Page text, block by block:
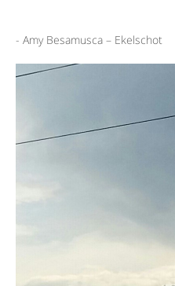
- Amy Besamusca – Ekelschot